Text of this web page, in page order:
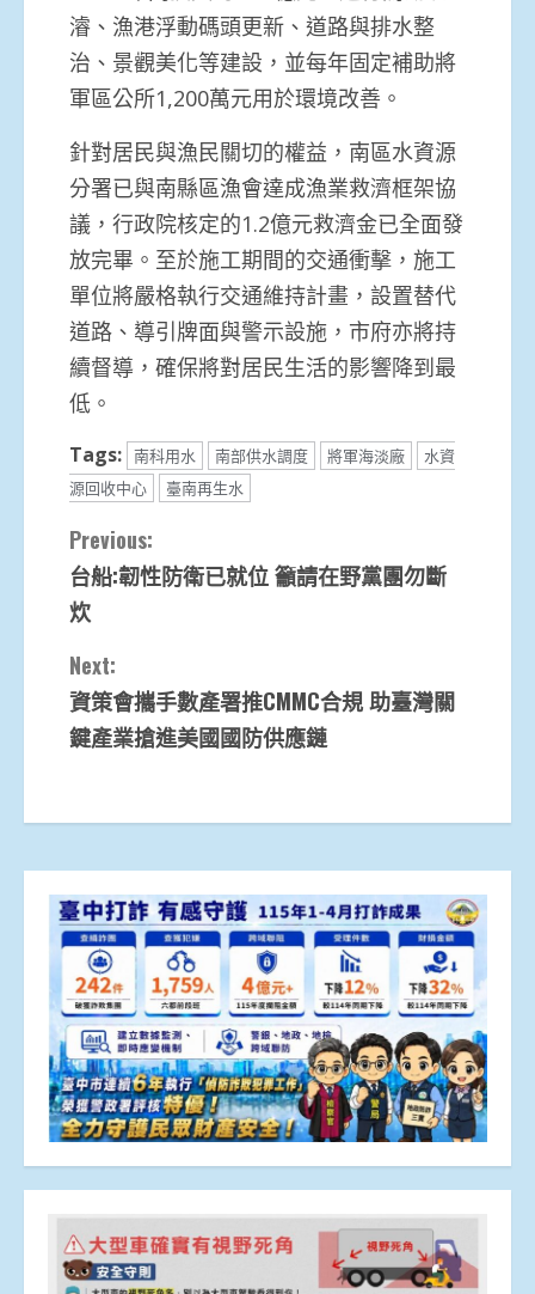
濬、漁港浮動碼頭更新、道路與排水整
治、景觀美化等建設，並每年固定補助將
軍區公所1,200萬元用於環境改善。
針對居民與漁民關切的權益，南區水資源
分署已與南縣區漁會達成漁業救濟框架協
議，行政院核定的1.2億元救濟金已全面發
放完畢。至於施工期間的交通衝擊，施工
單位將嚴格執行交通維持計畫，設置替代
道路、導引牌面與警示設施，市府亦將持
續督導，確保將對居民生活的影響降到最
低。
Tags: 南科用水 南部供水調度 將軍海淡廠
水資
源回收中心
臺南再生水
Continue
Reading
Previous:
台船:韌性防衛已就位 籲請在野黨團勿斷
炊
Next:
資策會攜手數產署推CMMC合規 助臺灣關
鍵產業搶進美國國防供應鏈